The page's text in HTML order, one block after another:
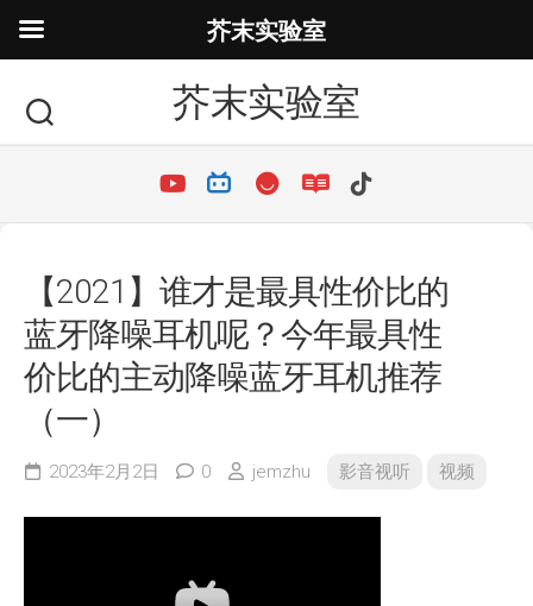
芥末实验室
【2021】谁才是最具性价比的
蓝牙降噪耳机呢？今年最具性
价比的主动降噪蓝牙耳机推荐
（一）
2023年2月2日 0 jemzhu 影音视听 视频
芥末实验室